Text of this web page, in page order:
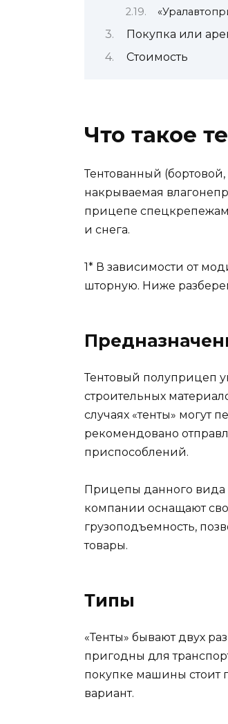
Покупка или
Стоимость
Что такое
Тентованный
накрываемая
прицепе
и снега.
1* В зависимости от
шторную. Ниже
Тентовый полуприцеп
строительных
случаях «тенты» могут
рекомендовано
приспособлений.
Прицепы данного вида
компании оснащают
грузоподъемность,
товары.
Типы
«Тенты» бывают двух
пригодны для
покупке машины стоит
вариант.